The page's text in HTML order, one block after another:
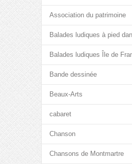
Association du patrimoine
Balades ludiques à pied
Balades ludiques Île de
Bande dessinée
Beaux-Arts
cabaret
Chanson
Chansons de Montmartre